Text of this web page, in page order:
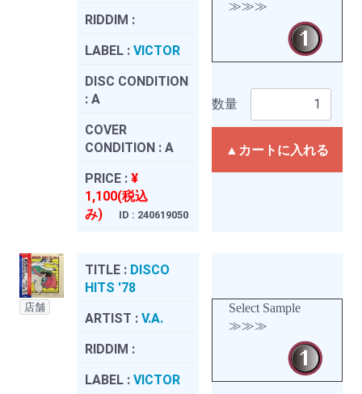
RIDDIM :
LABEL : VICTOR
DISC CONDITION
: A
COVER
CONDITION : A
PRICE : ¥
1,100(税込
み)
ID : 240619050
≫≫≫
数量
▲カートに入れる
店舗
TITLE : DISCO
HITS '78
ARTIST : V.A.
RIDDIM :
LABEL : VICTOR
Select Sample
≫≫≫